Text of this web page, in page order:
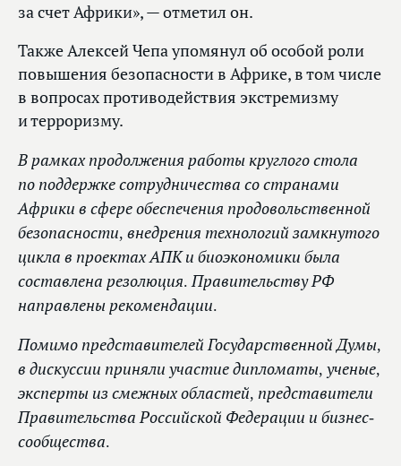
за счет Африки», — отметил он.
Также Алексей Чепа упомянул об особой роли
повышения безопасности в Африке, в том числе
в вопросах противодействия экстремизму
и терроризму.
В рамках продолжения работы круглого стола
по поддержке сотрудничества со странами
Африки в сфере обеспечения продовольственной
безопасности, внедрения технологий замкнутого
цикла в проектах АПК и биоэкономики была
составлена резолюция. Правительству РФ
направлены рекомендации.
Помимо представителей Государственной Думы,
в дискуссии приняли участие дипломаты, ученые,
эксперты из смежных областей, представители
Правительства Российской Федерации и бизнес-
сообщества.